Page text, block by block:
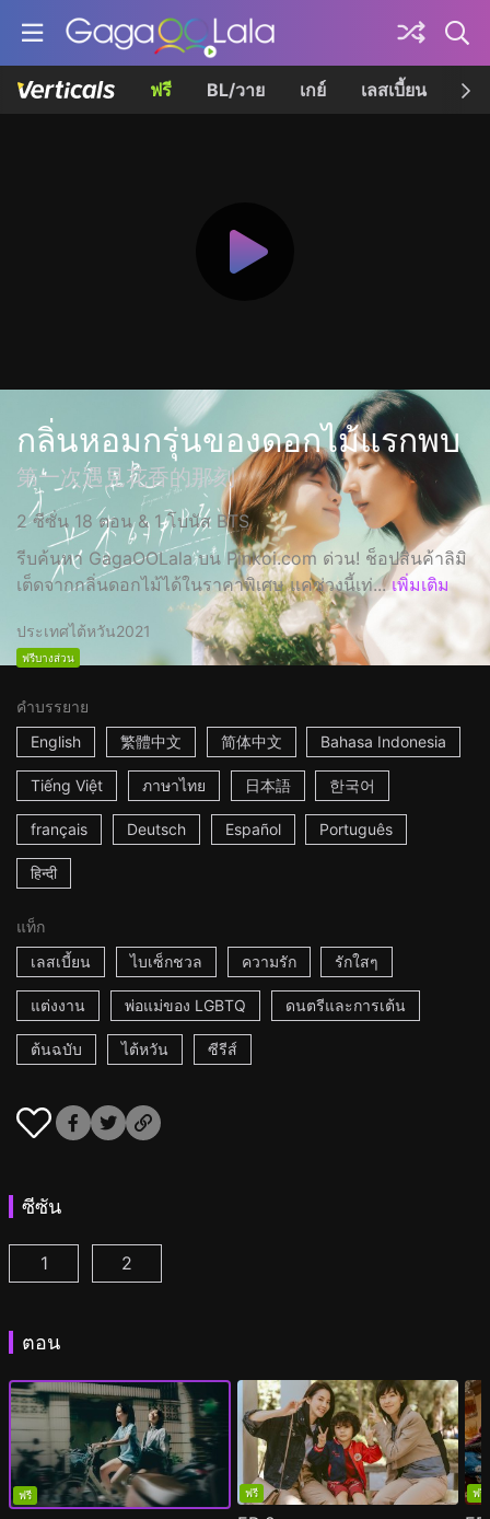
ฟรี BL/วาย เกย์ เลสเบี้ยน เค
กลิ่นหอมกรุ่นของดอกไม้แรกพบ
第一次遇見花香的那刻
2 ซีซั่น 18 ตอน & 1 โบนัส BTS
รีบค้นหา GagaOOLala บน Pinkoi.com ด่วน! ช็อปสินค้าลิมิ
เต็ดจากกลิ่นดอกไม้ได้ในราคาพิเศษ แค่ช่วงนี้เท่... เพิ่มเติม
ประเทศไต้หวัน2021
ฟรีบางส่วน
คำบรรยาย
English
繁體中文 简体中文 Bahasa Indonesia
Tiếng Việt ภาษาไทย 日本語 한국어
français Deutsch Español Português
हिन्दी
แท็ก
เลสเบี้ยน
ไบเซ็กชวล ความรัก รักใสๆ
แต่งงาน พ่อแม่ของ LGBTQ ดนตรีและการเต้น
ต้นฉบับ ไต้หวัน ซีรีส์
ซีซัน
กลิ่นหอมกรุ่นของดอกไม้แรกพบ ตอนที่ 1
1 กลิ่นหอมกรุ่นของดอกไม้แรกพบ 2 ตอนที่ 1
2
ตอน
ฟรี ฟรี ฟรี